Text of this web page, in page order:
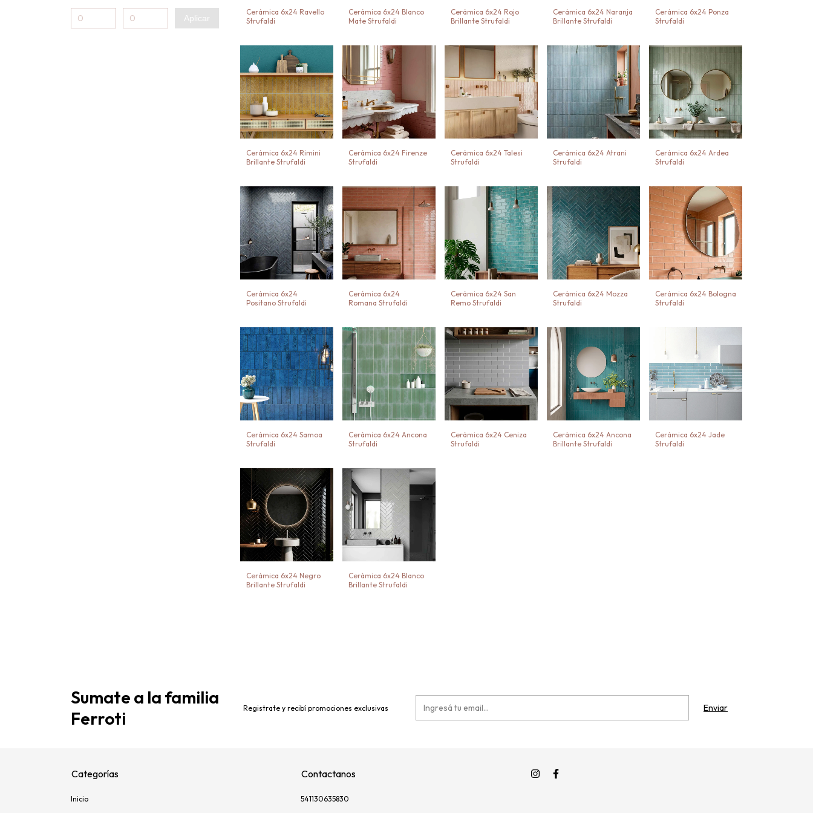
Aplicar
Cerámica 6x24 Ravello
Strufaldi
Cerámica 6x24 Blanco
Mate Strufaldi
Cerámica 6x24 Rojo
Brillante Strufaldi
Cerámica 6x24 Naranja
Brillante Strufaldi
Cerámica 6x24 Ponza
Strufaldi
Cerámica 6x24 Rimini
Brillante Strufaldi
Cerámica 6x24 Firenze
Strufaldi
Cerámica 6x24 Talesi
Strufaldi
Cerámica 6x24 Atrani
Strufaldi
Cerámica 6x24 Ardea
Strufaldi
Cerámica 6x24
Positano Strufaldi
Cerámica 6x24
Romana Strufaldi
Cerámica 6x24 San
Remo Strufaldi
Cerámica 6x24 Mozza
Strufaldi
Cerámica 6x24 Bologna
Strufaldi
Cerámica 6x24 Samoa
Strufaldi
Cerámica 6x24 Ancona
Strufaldi
Cerámica 6x24 Ceniza
Strufaldi
Cerámica 6x24 Ancona
Brillante Strufaldi
Cerámica 6x24 Jade
Strufaldi
Cerámica 6x24 Negro
Brillante Strufaldi
Cerámica 6x24 Blanco
Brillante Strufaldi
Sumate a la familia
Ferroti
Registrate y recibí promociones exclusivas
Categorías
Inicio
Contactanos
541130635830